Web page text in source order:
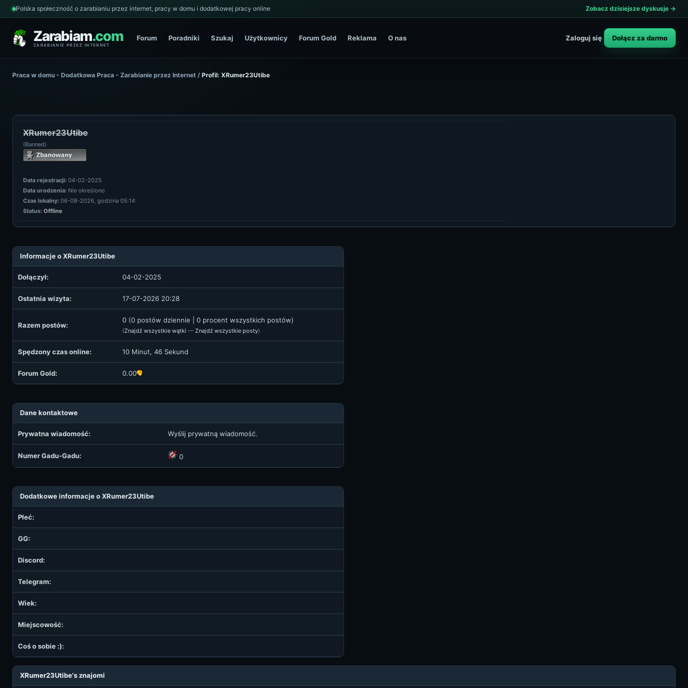
Polska społeczność o zarabianiu przez internet, pracy w domu i dodatkowej pracy online Zobacz dzisiejsze dyskusje →
Zarabiam.com
ZARABIANIE PRZEZ INTERNET
Forum Poradniki Szukaj Użytkownicy Forum Gold Reklama O nas Zaloguj się Dołącz za darmo
Praca w domu - Dodatkowa Praca - Zarabianie przez Internet / Profil: XRumer23Utibe
XRumer23Utibe
(Banned)
Data rejestracji: 04-02-2025
Data urodzenia: Nie określono
Czas lokalny: 06-08-2026, godzina 05:14
Status: Offline
Informacje o XRumer23Utibe
Dołączył: 04-02-2025
Ostatnia wizyta: 17-07-2026 20:28
Razem postów:
0 (0 postów dziennie | 0 procent wszystkich postów)
(Znajdź wszystkie wątki — Znajdź wszystkie posty)
Spędzony czas online: 10 Minut, 46 Sekund
Forum Gold: 0.00
Dane kontaktowe
Prywatna wiadomość: Wyślij prywatną wiadomość.
Numer Gadu-Gadu: 0
Dodatkowe informacje o XRumer23Utibe
Płeć:
GG:
Discord:
Telegram:
Wiek:
Miejscowość:
Coś o sobie :):
XRumer23Utibe's znajomi